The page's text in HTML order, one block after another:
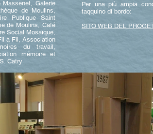
Massenet, Galerie
de Moulins,
Publique Saint
de Moulins, Café
Social Mosaïque,
à Fil, Association
du travail,
mémoire et
Catry
Per una più ampia
taqquino di bordo:
SITO WEB DEL